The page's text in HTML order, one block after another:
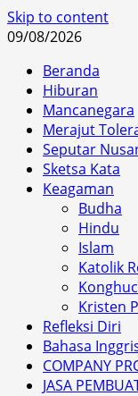
Skip to content
09/08/2026
Beranda
Hiburan
Mancanegara
Merajut
Seputar
Sketsa Kata
Keagaman
Budha
Hindu
Islam
Katolik
Kristen
Refleksi Diri
Bahasa
COMPANY
JASA